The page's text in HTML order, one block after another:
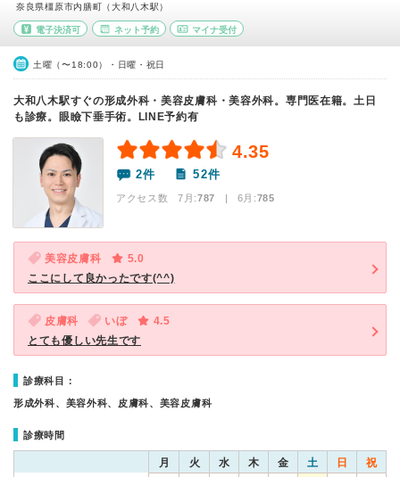
奈良県橿原市内膳町（大和八木駅）
電子決済可 ネット予約 マイナ受付
土曜（〜18:00）・日曜・祝日
大和八木駅すぐの形成外科・美容皮膚科・美容外科。専門医在籍。土日
も診療。眼瞼下垂手術。LINE予約有
4.35
2件 52件
アクセス数 7月:787 | 6月:785
美容皮膚科
5.0
ここにして良かったです(^^)
皮膚科 いぼ
4.5
とても優しい先生です
診療科目：
形成外科、美容外科、皮膚科、美容皮膚科
診療時間
月 火 水 木 金 土 日 祝